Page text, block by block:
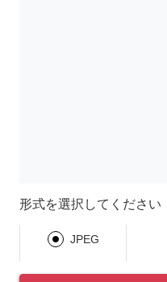
形式を選択してください
JPEG